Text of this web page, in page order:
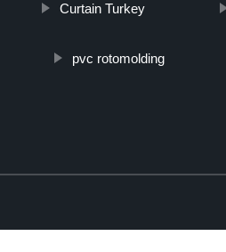
Curtain Turkey
pvc rotomolding